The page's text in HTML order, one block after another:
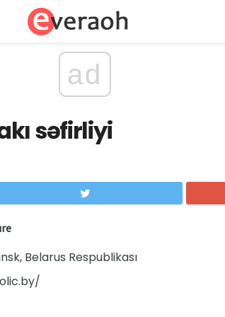
ad
səfirliyi
Belarus Respublikası